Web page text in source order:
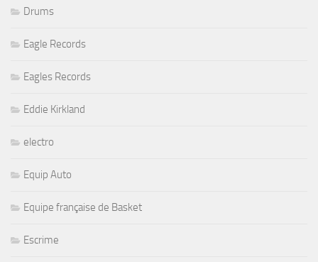
Drums
Eagle Records
Eagles Records
Eddie Kirkland
electro
Equip Auto
Equipe française de Basket
Escrime